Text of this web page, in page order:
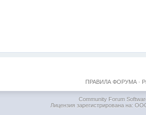
ПРАВИЛА ФОРУМА·
Community Forum
Лицензия зарегистрирована на: